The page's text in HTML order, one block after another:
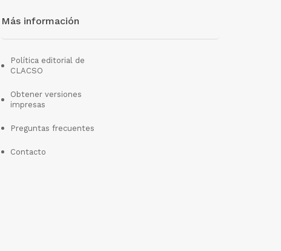
Más información
Política editorial de
CLACSO
Obtener versiones
impresas
Preguntas frecuentes
Contacto